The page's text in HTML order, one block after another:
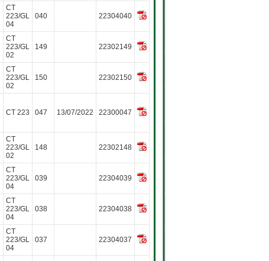
CT
223/GL
04
040 22304040
CT
223/GL
02
149 22302149
CT
223/GL
02
150 22302150
CT 223 047 13/07/2022 22300047
CT
223/GL
02
148 22302148
CT
223/GL
04
039 22304039
CT
223/GL
04
038 22304038
CT
223/GL
04
037 22304037